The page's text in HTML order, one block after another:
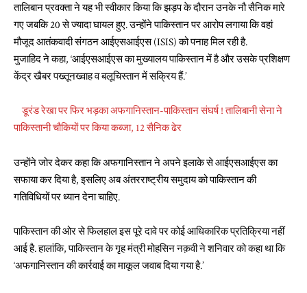
तालिबान प्रवक्ता ने यह भी स्वीकार किया कि झड़प के दौरान उनके नौ सैनिक मारे
गए जबकि 20 से ज्यादा घायल हुए. उन्होंने पाकिस्तान पर आरोप लगाया कि वहां
मौजूद आतंकवादी संगठन आईएसआईएस (ISIS) को पनाह मिल रही है.
मुजाहिद ने कहा, ‘आईएसआईएस का मुख्यालय पाकिस्तान में है और उसके प्रशिक्षण
केंद्र खैबर पख्तूनख्वाह व बलूचिस्तान में सक्रिय हैं.’
डूरंड रेखा पर फिर भड़का अफगानिस्तान-पाकिस्तान संघर्ष ! तालिबानी सेना ने
पाकिस्तानी चौकियों पर किया कब्जा, 12 सैनिक ढेर
उन्होंने जोर देकर कहा कि अफगानिस्तान ने अपने इलाके से आईएसआईएस का
सफाया कर दिया है, इसलिए अब अंतरराष्ट्रीय समुदाय को पाकिस्तान की
गतिविधियों पर ध्यान देना चाहिए.
पाकिस्तान की ओर से फिलहाल इस पूरे दावे पर कोई आधिकारिक प्रतिक्रिया नहीं
आई है. हालांकि, पाकिस्तान के गृह मंत्री मोहसिन नक़वी ने शनिवार को कहा था कि
‘अफगानिस्तान की कार्रवाई का माकूल जवाब दिया गया है.’